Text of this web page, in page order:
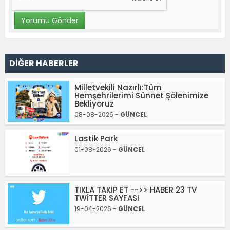
DİĞER HABERLER
Milletvekili Nazırlı:Tüm
Hemşehrilerimi Sünnet Şölenimize
Bekliyoruz
08-08-2026 - GÜNCEL
Lastik Park
01-08-2026 - GÜNCEL
TIKLA TAKİP ET -->> HABER 23 TV
TWİTTER SAYFASI
19-04-2026 - GÜNCEL